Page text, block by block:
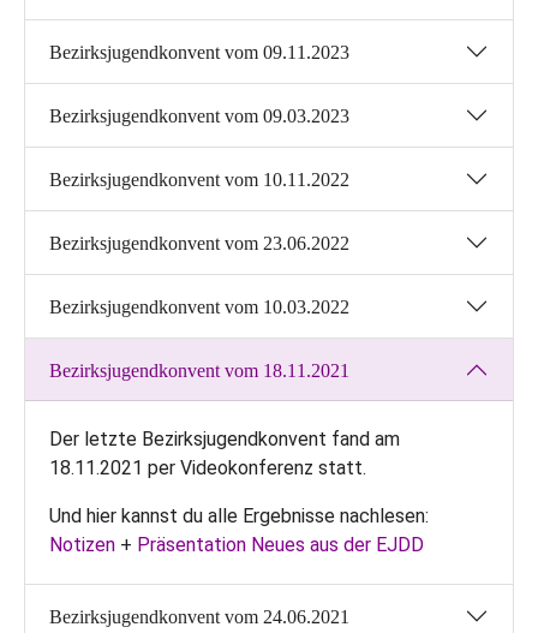
Bezirksjugendkonvent vom 09.11.2023
Bezirksjugendkonvent vom 09.03.2023
Bezirksjugendkonvent vom 10.11.2022
Bezirksjugendkonvent vom 23.06.2022
Bezirksjugendkonvent vom 10.03.2022
Bezirksjugendkonvent vom 18.11.2021
Der letzte Bezirksjugendkonvent fand am
18.11.2021 per Videokonferenz statt.
Und hier kannst du alle Ergebnisse nachlesen:
Notizen + Präsentation Neues aus der EJDD
Bezirksjugendkonvent vom 24.06.2021